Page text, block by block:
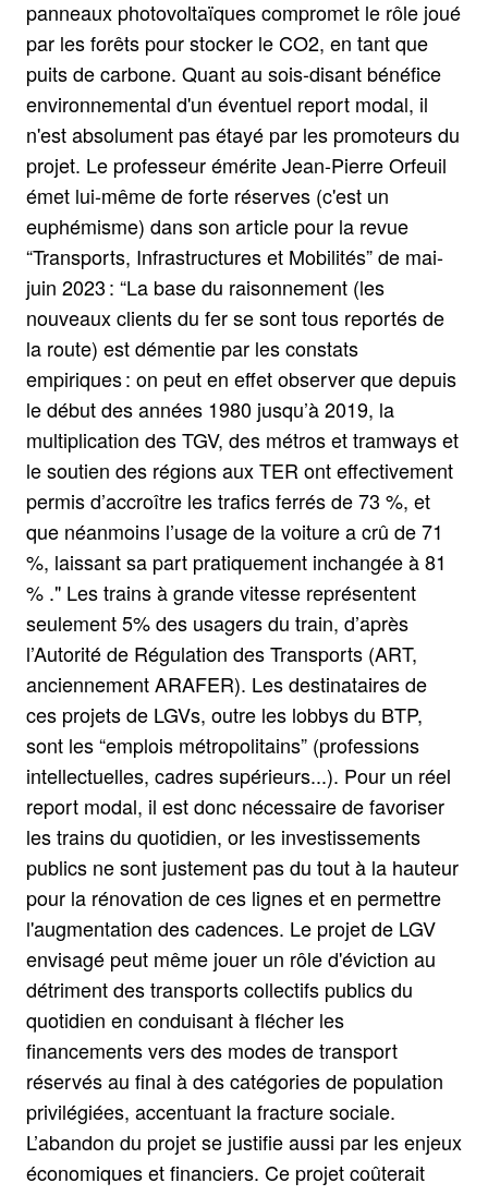
panneaux photovoltaïques compromet le rôle joué
par les forêts pour stocker le CO2, en tant que
puits de carbone. Quant au sois-disant bénéfice
environnemental d'un éventuel report modal, il
n'est absolument pas étayé par les promoteurs du
projet. Le professeur émérite Jean-Pierre Orfeuil
émet lui-même de forte réserves (c'est un
euphémisme) dans son article pour la revue
“Transports, Infrastructures et Mobilités” de mai-
juin 2023 : “La base du raisonnement (les
nouveaux clients du fer se sont tous reportés de
la route) est démentie par les constats
empiriques : on peut en effet observer que depuis
le début des années 1980 jusqu’à 2019, la
multiplication des TGV, des métros et tramways et
le soutien des régions aux TER ont effectivement
permis d’accroître les trafics ferrés de 73 %, et
que néanmoins l’usage de la voiture a crû de 71
%, laissant sa part pratiquement inchangée à 81
% ." Les trains à grande vitesse représentent
seulement 5% des usagers du train, d’après
l’Autorité de Régulation des Transports (ART,
anciennement ARAFER). Les destinataires de
ces projets de LGVs, outre les lobbys du BTP,
sont les “emplois métropolitains” (professions
intellectuelles, cadres supérieurs...). Pour un réel
report modal, il est donc nécessaire de favoriser
les trains du quotidien, or les investissements
publics ne sont justement pas du tout à la hauteur
pour la rénovation de ces lignes et en permettre
l'augmentation des cadences. Le projet de LGV
envisagé peut même jouer un rôle d'éviction au
détriment des transports collectifs publics du
quotidien en conduisant à flécher les
financements vers des modes de transport
réservés au final à des catégories de population
privilégiées, accentuant la fracture sociale.
L’abandon du projet se justifie aussi par les enjeux
économiques et financiers. Ce projet coûterait